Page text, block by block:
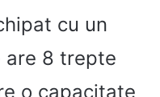
cu un
are 8 trepte
o capacitate